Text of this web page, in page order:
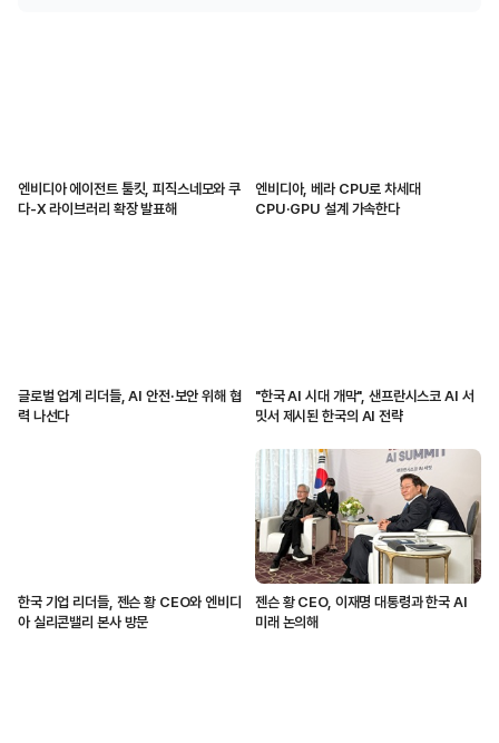
엔비디아 에이전트 툴킷, 피직스네모와 쿠
다-X 라이브러리 확장 발표해
엔비디아, 베라 CPU로 차세대
CPU·GPU 설계 가속한다
글로벌 업계 리더들, AI 안전·보안 위해 협
력 나선다
"한국 AI 시대 개막", 샌프란시스코 AI 서
밋서 제시된 한국의 AI 전략
한국 기업 리더들, 젠슨 황 CEO와 엔비디
아 실리콘밸리 본사 방문
젠슨 황 CEO, 이재명 대통령과 한국 AI
미래 논의해